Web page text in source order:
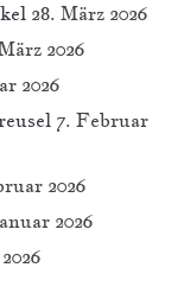
28. März 2026
2026
2026
7. Februar
2026
2026